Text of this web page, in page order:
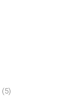
(5)